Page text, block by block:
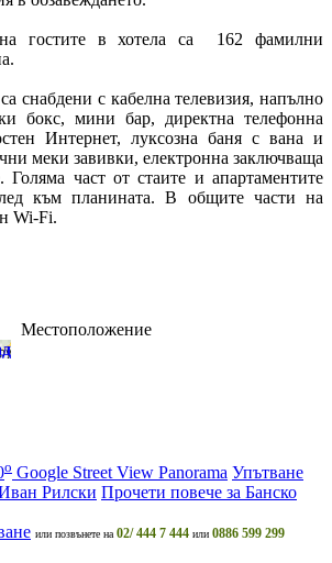
гостите в хотела са 162 фамилни
снабдени с кабелна телевизия, напълно
бокс, мини бар, директна телефонна
Интернет, луксозна баня с вана и
меки завивки, електронна заключваща
Голяма част от стаите и апартаментите
към планината. В общите части на
Wi-Fi.
Местоположение
o Google Street View Panorama Упътване
Рилски Прочети повече за Банско
или позвънете на 02/ 444 7 444 или 0886 599 299